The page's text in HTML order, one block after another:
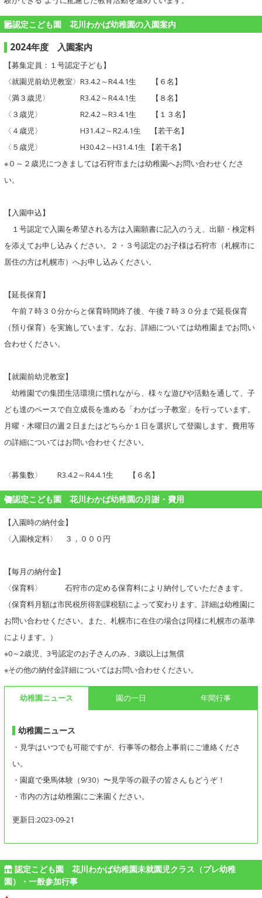
認定こども園 花川わかば幼稚園の入園案内
2024年度 入園案内
【募集定員：１号認定子ども】
〈就園児前幼児教室〉R3.4.2～R4.4.1生 【６名】
〈満３歳児〉 R3.4.2～R4.4.1生 【８名】
〈３歳児〉 R2.4.2～R3.4.1生 【１３名】
〈４歳児〉 H31.4.2～R2.4.1生 【若干名】
〈５歳児〉 H30.4.2～H31.4.1生 【若干名】
※０～２歳児につきましては石狩市または幼稚園へお問い合わせくださ
い。
【入園申込】
１号認定で入園を希望される方は入園願書に記入のうえ、出願・検定料
を添えてお申し込みください。２・３号認定のお子様は石狩市（札幌市に
居住の方は札幌市）へお申し込みください。
【延長保育】
午前７時３０分からと保育時間終了後、午後７時３０分まで延長保育
（預り保育）を実施しています。なお、詳細については幼稚園までお問い
合わせください。
【就園前幼児教室】
幼稚園での集団生活環境に慣れながら、様々な遊びや活動を通して、子
ども達のペースで自立成長を進める「わかばっ子教室」を行っています。
月曜・木曜日の週２日またはどちらか１日を選択して登園します。費用等
の詳細についてはお問い合わせください。
〈募集数〉 R3.4.2～R4.4.1生 【６名】
認定こども園 花川わかば幼稚園の月謝・費用
【入園時の納付金】
〈入園検定料〉 ３，０００円
【毎月の納付金】
〈保育料〉 石狩市の定める保育料により納付していただきます。
（保育料月額は市民税所得割課税額によって変わります。詳細は幼稚園に
お問い合わせください。また、札幌市に在住の場合は同様に札幌市の基準
によります。）
※0～2歳児、3号認定のお子さんのみ、3歳以上は無償
※その他の納付金詳細についてはお問い合わせください。
幼稚園ニュース 園の一日 年間行事
幼稚園ニュース
・見学はいつでも可能ですが、行事等の都合上事前にご連絡くださ
い。
・園庭で乗馬体験（9/30）〜見学等の親子の皆さんもどうぞ！
・市内の方は幼稚園にご来園ください。
更新日:2023-09-21
認定こども園 花川わかば幼稚園未就園児クラス（プレ幼稚
園）・一般参加行事